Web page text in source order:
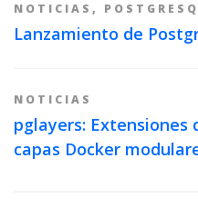
NOTICIAS ,
Lanzamiento de
NOTICIAS
pglayers: Extensiones
capas Docker